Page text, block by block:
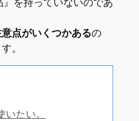
点がいくつかあるの
。
たい。